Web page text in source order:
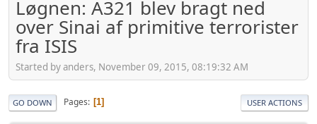
Løgnen: A321 blev bragt ned
over Sinai af primitive terrorister
fra ISIS
Started by anders, November 09, 2015, 08:19:32 AM
GO DOWN Pages 1 USER ACTIONS